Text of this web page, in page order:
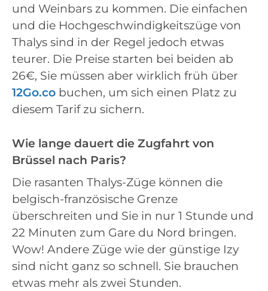
und Weinbars zu kommen. Die einfachen
und die Hochgeschwindigkeitszüge von
Thalys sind in der Regel jedoch etwas
teurer. Die Preise starten bei beiden ab
26€, Sie müssen aber wirklich früh über
12Go.co buchen, um sich einen Platz zu
diesem Tarif zu sichern.
Wie lange dauert die Zugfahrt von
Brüssel nach Paris?
Die rasanten Thalys-Züge können die
belgisch-französische Grenze
überschreiten und Sie in nur 1 Stunde und
22 Minuten zum Gare du Nord bringen.
Wow! Andere Züge wie der günstige Izy
sind nicht ganz so schnell. Sie brauchen
etwas mehr als zwei Stunden.